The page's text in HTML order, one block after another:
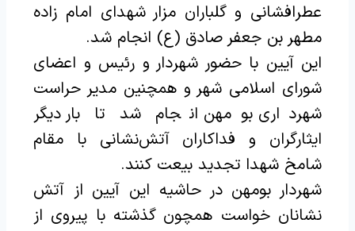
عطرافشانی و گلباران مزار شهدای امام زاده
مطهر بن جعفر صادق (ع) انجام شد.
این آیین با حضور شهردار و رئیس و اعضای
شورای اسلامی شهر و همچنین مدیر حراست
شهرداری بومهن انجام شد تا بار دیگر
ایثارگران و فداکاران آتش‌نشانی با مقام
شامخ شهدا تجدید بیعت کنند.
شهردار بومهن در حاشیه این آیین از آتش
نشانان خواست همچون گذشته با پیروی از